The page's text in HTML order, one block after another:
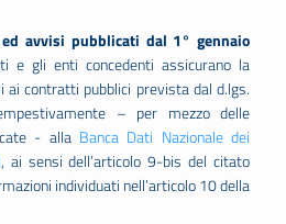
avvisi pubblicati dal 1° gennaio
e gli enti concedenti assicurano la
contratti pubblici prevista dal d.lgs.
– per mezzo delle
- alla Banca Dati Nazionale dei
, ai sensi dell’articolo 9-bis del citato
individuati nell’articolo 10 della